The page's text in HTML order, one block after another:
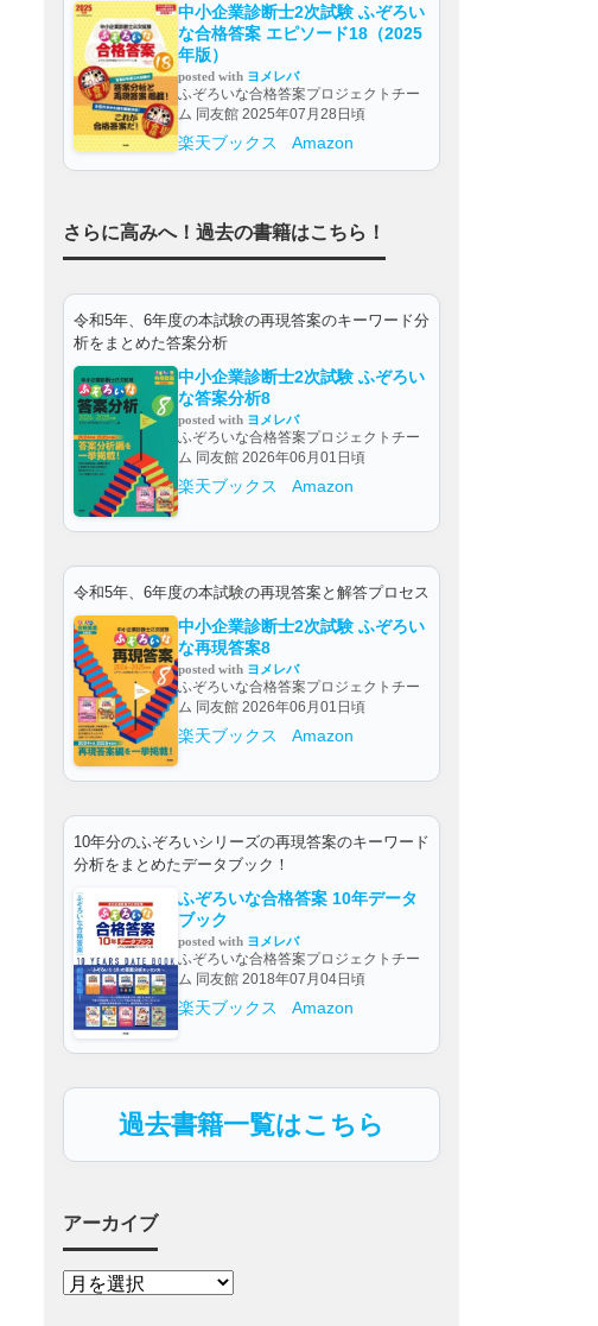
中小企業診断士2次試験 ふぞろい
な合格答案 エピソード18（2025
年版）
posted with ヨメレバ
ふぞろいな合格答案プロジェクトチー
ム 同友館 2025年07月28日頃
楽天ブックス Amazon
さらに高みへ！過去の書籍はこちら！
令和5年、6年度の本試験の再現答案のキーワード分
析をまとめた答案分析
中小企業診断士2次試験 ふぞろい
な答案分析8
posted with ヨメレバ
ふぞろいな合格答案プロジェクトチー
ム 同友館 2026年06月01日頃
楽天ブックス Amazon
令和5年、6年度の本試験の再現答案と解答プロセス
中小企業診断士2次試験 ふぞろい
な再現答案8
posted with ヨメレバ
ふぞろいな合格答案プロジェクトチー
ム 同友館 2026年06月01日頃
楽天ブックス Amazon
10年分のふぞろいシリーズの再現答案のキーワード
分析をまとめたデータブック！
ふぞろいな合格答案 10年データ
ブック
posted with ヨメレバ
ふぞろいな合格答案プロジェクトチー
ム 同友館 2018年07月04日頃
楽天ブックス Amazon
過去書籍一覧はこちら
アーカイブ